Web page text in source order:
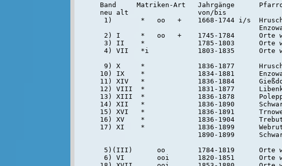
Band     Matriken-Art   Jahrgänge
neu alt                 von/bis
1)       *   oo   +    1668-1744 i/s
2) I     *   oo   +    1745-1784      Orte
3) II    *             1785-1803      Orte
4) VII   *i            1803-1835      Orte
9) X     *             1836-1877
10) IX    *             1834-1881
11) XIV   *             1836-1884
12) VIII  *             1831-1877
13) XIII  *             1836-1878
14) XII   *             1836-1890
15) XVI   *             1836-1891
16) XV    *             1836-1904
17) XI    *             1836-1899
1890-1899
5)(III)      oo        1784-1819      Orte
6) VI        ooi       1820-1851      Orte